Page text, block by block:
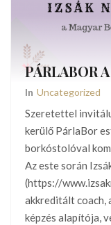
PÁRLABOR
In Uncategorized
Szeretettel
kerülő PárlaBor
borkóstolóval
Az este során
(https://
akkreditált coach,
képzés alapítója,